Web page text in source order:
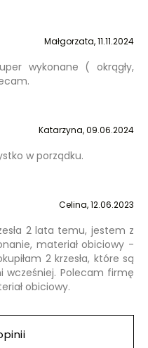
Małgorzata, 11.11.2024
wykonane ( okrągły,
Katarzyna, 09.06.2024
w porządku.
Celina, 12.06.2023
2 lata temu, jestem z
materiał obiciowy -
2 krzesła, które są
Polecam firmę
obiciowy.